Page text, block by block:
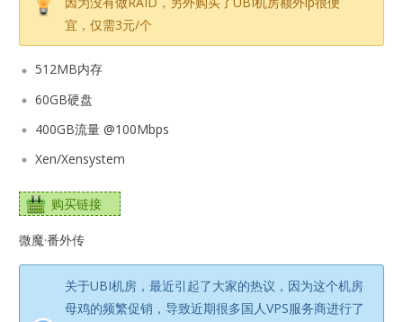
宜，仅需3元/个
512MB内存
60GB硬盘
400GB流量 @100Mbps
Xen/Xensystem
购买链接
微魔·番外传
关于UBI机房，最近引起了大家的热议，因为这个机房
母鸡的频繁促销，导致近期很多国人VPS服务商进行了